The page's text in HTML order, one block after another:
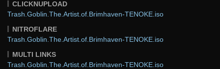
CLICKNUPLOAD
Trash.Goblin.The.Artist.of.Brimhaven-TENOKE.iso
NITROFLARE
Trash.Goblin.The.Artist.of.Brimhaven-TENOKE.iso
MULTI LINKS
Trash.Goblin.The.Artist.of.Brimhaven-TENOKE.iso